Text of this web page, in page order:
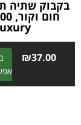
בקבוק שתיה
₪37.00